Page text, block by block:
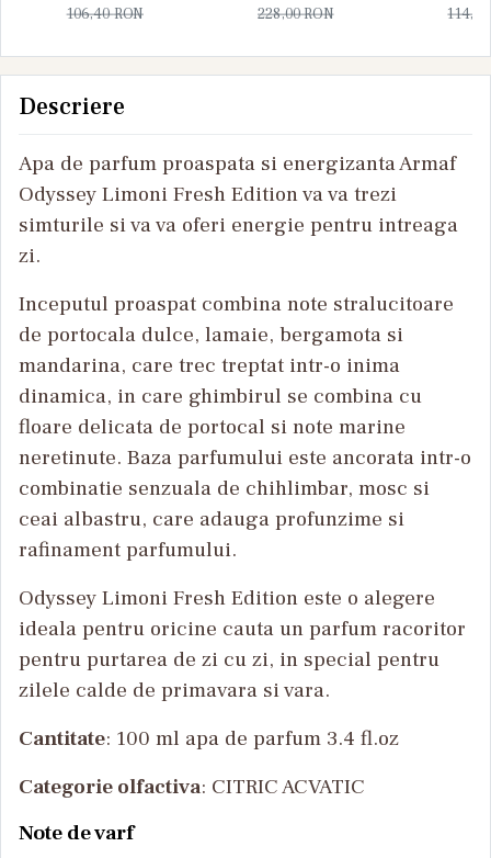
106,40RON 228,00RON
Descriere
Apa de parfum proaspata si energizanta Armaf
Odyssey Limoni Fresh Edition va va trezi
simturile si va va oferi energie pentru intreaga
zi.
Inceputul proaspat combina note stralucitoare
de portocala dulce, lamaie, bergamota si
mandarina, care trec treptat intr-o inima
dinamica, in care ghimbirul se combina cu
floare delicata de portocal si note marine
neretinute. Baza parfumului este ancorata intr-o
combinatie senzuala de chihlimbar, mosc si
ceai albastru, care adauga profunzime si
rafinament parfumului.
Odyssey Limoni Fresh Edition este o alegere
ideala pentru oricine cauta un parfum racoritor
pentru purtarea de zi cu zi, in special pentru
zilele calde de primavara si vara.
Cantitate: 100 ml apa de parfum 3.4 fl.oz
Categorie olfactiva: CITRIC ACVATIC
Note de varf